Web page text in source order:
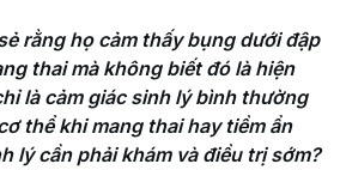
Chữ lớn
rằng họ cảm thấy bụng dưới đập
thai mà không biết đó là hiện
là cảm giác sinh lý bình thường
thể khi mang thai hay tiềm ẩn
lý cần phải khám và điều trị sớm?